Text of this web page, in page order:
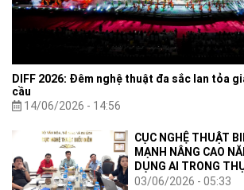
DIFF 2026: Đêm nghệ thuật đa sắc lan tỏa
cầu
14/06/2026 - 14:56
CỤC NGHỆ THUẬT
MẠNH NÂNG CAO
DỤNG AI TRONG
03/06/2026 - 05:33